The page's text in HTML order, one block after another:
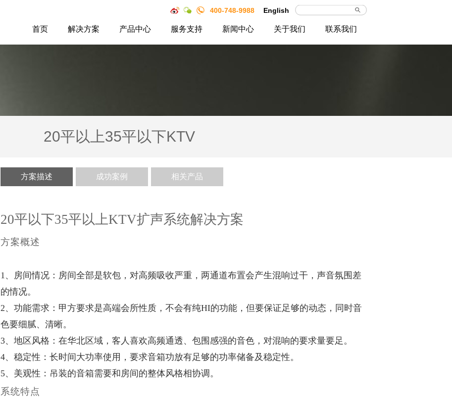
400-748-9988 English
首页 解决方案 产品中心 服务支持 新闻中心 关于我们 联系我们
20平以上35平以下KTV
方案描述 成功案例 相关产品
20平以下35平以上KTV扩声系统解决方案
方案概述
1 、房间情况：房间全部是软包，对高频吸收严重，两通道布置会产生混响过干，声音氛围差
的情况。
2、功能需求：甲方要求是高端会所性质，不会有纯HI的功能，但要保证足够的动态，同时音
色要细腻、清晰。
3、地区风格：在华北区域，客人喜欢高频通透、包围感强的音色，对混响的要求量要足。
4、稳定性：长时间大功率使用，要求音箱功放有足够的功率储备及稳定性。
5、美观性：吊装的音箱需要和房间的整体风格相协调。
系统特点